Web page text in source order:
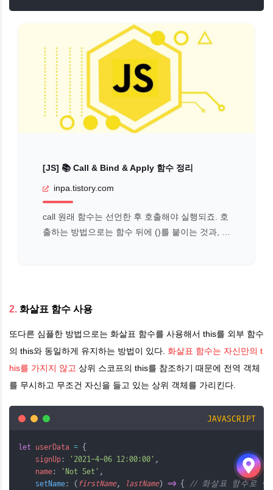
[JS] 📚 Call & Bind & Apply 함수 정리
inpa.tistory.com
call ​원래 함수는 선언한 후 호출해야 실행되죠. 호
출하는 방법으로는 함수 뒤에 ()를 붙이는 것과, c
2. 화살표 함수 사용
또다른 심플한 방법으로는 화살표 함수를 사용해서 this를 외부 함수
의 this와 동일하게 유지하는 방법이 있다. 화살표 함수는 자신만의 t
his를 가지지 않고 상위 스코프의 this를 참조하기 때문에 전역 객체
를 무시하고 무조건 자신을 들고 있는 상위 객체를 가리킨다.
JAVASCRIPT
let userData = {
signUp: '2021-4-06 12:00:00' ,
name: 'Not Set' ,
setName: ( firstName, lastName) => { // 화살표 함수로 변